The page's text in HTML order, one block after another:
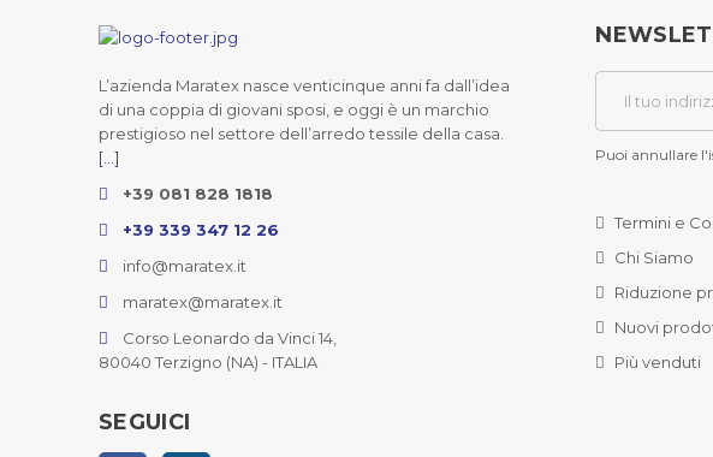
L’azienda Maratex nasce venticinque anni fa dall’idea
di una coppia di giovani sposi, e oggi è un marchio
prestigioso nel settore dell’arredo tessile della casa.
[...]
+39 081 828 1818
+39 339 347 12 26
info@maratex.it
maratex@maratex.it
Corso Leonardo da Vinci 14,
80040 Terzigno (NA) - ITALIA
SEGUICI
Puoi annullare
Termini e
Chi Siamo
Riduzione
Nuovi
Più venduti